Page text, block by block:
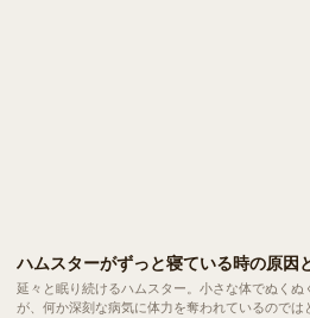
ハムスターがずっと寝ている時の原因
延々と眠り続けるハムスター。小さな体でぬく
が、何か深刻な病気に体力を奪われているので